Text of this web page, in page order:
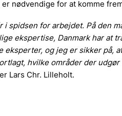
nødvendige for at komme
i spidsen for arbejdet. På den
ekspertise, Danmark har at
eksperter, og jeg er sikker på,
hvilke områder der
Lars Chr. Lilleholt.